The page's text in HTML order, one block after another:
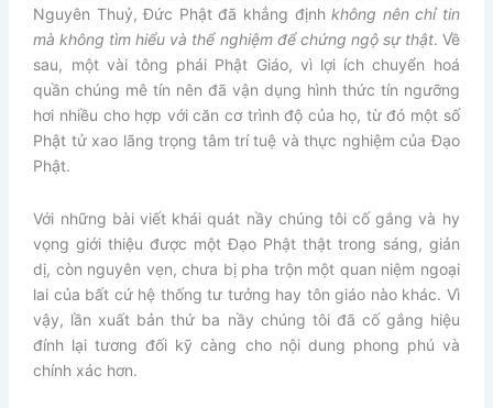
Nguyên Thuỷ, Đức Phật đã khẳng địnhkhông nên chỉ tin
mà không tìm hiểu và thể nghiệm để chứng ngộ sự thật. Về
sau, một vài tông phái Phật Giáo, vì lợi ích chuyển hoá
quần chúng mê tín nên đã vận dụng hình thức tín ngưỡng
hơi nhiều cho hợp với căn cơ trình độ của họ, từ đó một số
Phật tử xao lãng trọng tâm trí tuệ và thực nghiệm của Đạo
Phật.
Với những bài viết khái quát nầy chúng tôi cố gắng và hy
vọng giới thiệu được một Đạo Phật thật trong sáng, giản
dị, còn nguyên vẹn, chưa bị pha trộn một quan niệm ngoại
lai của bất cứ hệ thống tư tưởng hay tôn giáo nào khác. Vì
vậy, lần xuất bản thứ ba nầy chúng tôi đã cố gắng hiệu
đính lại tương đối kỹ càng cho nội dung phong phú và
chính xác hơn.